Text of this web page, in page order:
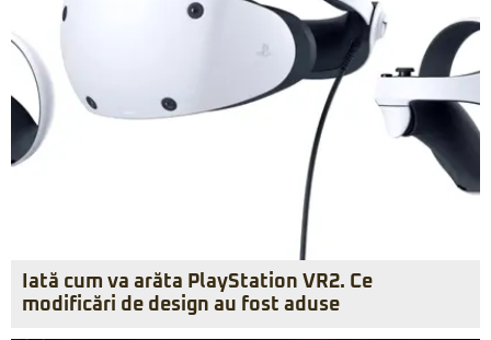
Iată cum va arăta PlayStation VR2. Ce
modificări de design au fost aduse